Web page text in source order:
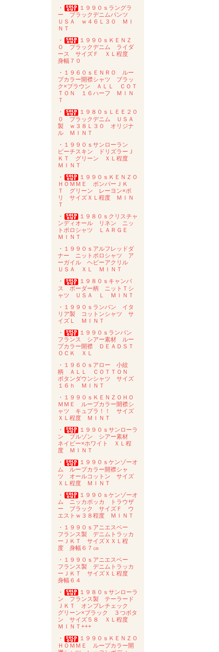
・
１９９０ｓラングラ
ー ブラックデニムパンツ
ＵＳＡ ｗ４６Ｌ３０ ＭＩ
ＮＴ
・
１９９０ｓＫＥＮＺ
Ｏ ブラックデニム ライダ
ース サイズＦ ＸＬ程度
身幅７０
・１９６０ｓＥＮＲＯ ルー
プカラー開襟シャツ ブラッ
ク×ブラウン ＡＬＬ ＣＯＴ
ＴＯＮ １６ハーフ ＭＩＮ
Ｔ
・
１９８０ｓＬＥＥ２０
０ ブラックデニム ＵＳＡ
製 ｗ３８Ｌ３０ オリジナ
ル ＭＩＮＴ
・１９９０ｓサンローラン
ピーチスキン ドリズラーＪ
ＫＴ グリーン ＸＬ程度
ＭＩＮＴ
・
１９９０ｓＫＥＮＺＯ
ＨＯＭＭＥ ボンバーＪＫ
Ｔ グリーン レーヨン×ポ
リ サイズＸＬ程度 ＭＩＮ
Ｔ
・
１９８０ｓクリスチャ
ンディオール リネン ニッ
トポロシャツ ＬＡＲＧＥ
ＭＩＮＴ
・１９９０ｓアルフレッドダ
ナー ニットポロシャツ ア
ーガイル ヘビーアクリル
ＵＳＡ ＸＬ ＭＩＮＴ
・
１９８０ｓキャンパ
ス ボーダー柄 ニットＴシ
ャツ ＵＳＡ Ｌ ＭＩＮＴ
・１９９０ｓランバン イタ
リア製 コットンシャツ サ
イズＬ ＭＩＮＴ
・
１９９０ｓランバン
フランス シアー素材 ルー
プカラー開襟 ＤＥＡＤＳＴ
ＯＣＫ ＸＬ
・１９６０ｓアロー 小紋
柄 ＡＬＬ ＣＯＴＴＯＮ
ボタンダウンシャツ サイズ
１６ｈ ＭＩＮＴ
・１９９０ｓＫＥＮＺＯＨＯ
ＭＭＥ ループカラー開襟シ
ャツ キュプラ！！ サイズ
ＸＬ程度 ＭＩＮＴ
・
１９９０ｓサンローラ
ン ブルゾン シアー素材
ネイビー×ホワイト ＸＬ程
度 ＭＩＮＴ
・
１９９０ｓケンゾーオ
ム ループカラー開襟シャ
ツ オールコットン サイズ
ＸＬ程度 ＭＩＮＴ
・
１９９０ｓケンゾーオ
ム ニッカポッカ トラウザ
ー ブラック サイズＦ ウ
エストｗ３８程度 ＭＩＮＴ
・１９９０ｓアニエスベー
フランス製 デニムトラッカ
ーＪＫＴ サイズＸＸＬ程
度 身幅６７㎝
・１９９０ｓアニエスベー
フランス製 デニムトラッカ
ーＪＫＴ サイズＸＬ程度
身幅６４
・
１９８０ｓサンローラ
ン フランス製 テーラード
ＪＫＴ オンブレチェック
グリーン×ブラック ３つボタ
ン サイズ５８ ＸＬ程度
ＭＩＮＴ+++
・
１９９０ｓＫＥＮＺＯ
ＨＯＭＭＥ ループカラー開